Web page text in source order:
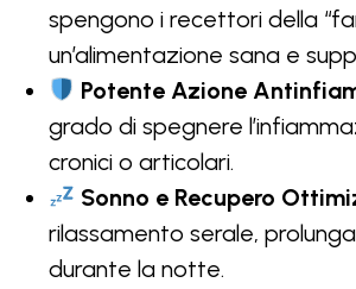
spengono i recettori della
un’alimentazione sana e
Potente Azione
grado di spegnere
cronici o articolari.
Sonno e Recupero
rilassamento serale,
durante la notte.